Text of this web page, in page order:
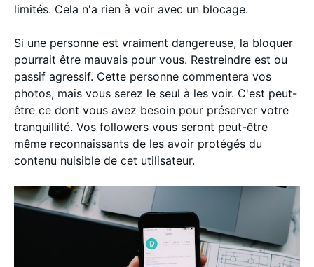
limités. Cela n'a rien à voir avec un blocage.
Si une personne est vraiment dangereuse, la bloquer
pourrait être mauvais pour vous. Restreindre est ou
passif agressif. Cette personne commentera vos
photos, mais vous serez le seul à les voir. C'est peut-
être ce dont vous avez besoin pour préserver votre
tranquillité. Vos followers vous seront peut-être
même reconnaissants de les avoir protégés du
contenu nuisible de cet utilisateur.